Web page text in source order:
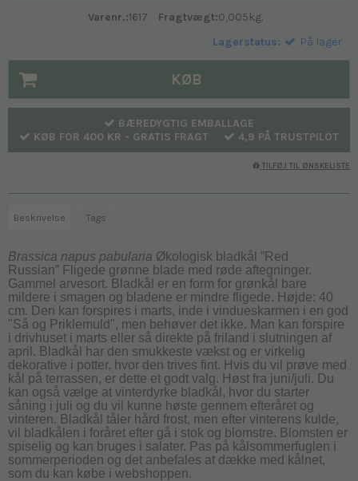
Varenr.:1617 Fragtvægt:0,005kg.
Lagerstatus:
På lager
KØB
BÆREDYGTIG EMBALLAGE
KØB FOR 400 KR - GRATIS FRAGT
4,9 PÅ TRUSTPILOT
TILFØJ TIL ØNSKELISTE
Beskrivelse Tags
Brassica napus pabularia Økologisk bladkål ”Red
Russian” Fligede grønne blade med røde aftegninger.
Gammel arvesort. Bladkål er en form for grønkål bare
mildere i smagen og bladene er mindre fligede. Højde: 40
cm. Den kan forspires i marts, inde i vindueskarmen i en god
"Så og Priklemuld", men behøver det ikke. Man kan forspire
i drivhuset i marts eller så direkte på friland i slutningen af
april. Bladkål har den smukkeste vækst og er virkelig
dekorative i potter, hvor den trives fint. Hvis du vil prøve med
kål på terrassen, er dette et godt valg. Høst fra juni/juli. Du
kan også vælge at vinterdyrke bladkål, hvor du starter
såning i juli og du vil kunne høste gennem efteråret og
vinteren. Bladkål tåler hård frost, men efter vinterens kulde,
vil bladkålen i foråret efter gå i stok og blomstre. Blomsten er
spiselig og kan bruges i salater. Pas på kålsommerfuglen i
sommerperioden og det anbefales at dække med kålnet,
som du kan købe i webshoppen.